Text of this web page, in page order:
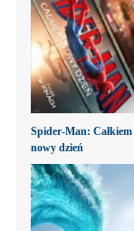
Spider-Man: Całkiem
nowy dzień